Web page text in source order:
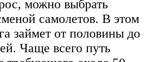
можно выбрать
самолетов. В этом
займет от половины до
Чаще всего путь